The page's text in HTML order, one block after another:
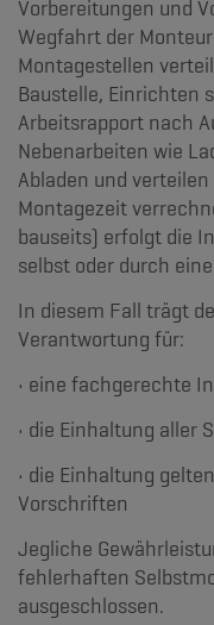
Vorbereitungen und
Wegfahrt der
Montagestellen
Baustelle, Einrichten
Arbeitsrapport nach
Nebenarbeiten wie
Abladen und
Montagezeit
bauseits) erfolgt die
selbst oder durch
In diesem Fall trägt
Verantwortung für:
• eine fachgerechte
• die Einhaltung aller
• die Einhaltung
Vorschriften
Jegliche
fehlerhaften
ausgeschlossen.